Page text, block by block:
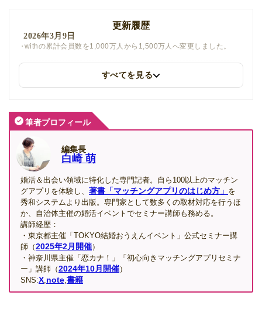
更新履歴
2026年3月9日
withの累計会員数を1,000万人から1,500万人へ変更しました。
料金に関する注意事項（クレジットカード決済の価格とアプリ内
2025年7月24日
すべてを見る
筆者プロフィール
編集長
白崎 萌
婚活＆出会い領域に特化した専門記者。自ら100以上のマッチン
グアプリを体験し、 著書「マッチングアプリのはじめ方」 を
秀和システムより出版。専門家として数多くの取材対応を行うほ
か、自治体主催の婚活イベントでセミナー講師も務める。
講師経歴：
・東京都主催「TOKYO結婚おうえんイベント」公式セミナー講
師（2025年2月開催）
・神奈川県主催「恋カナ！」「初心向きマッチングアプリセミナ
ー」講師（2024年10月開催）
SNS:X note 書籍